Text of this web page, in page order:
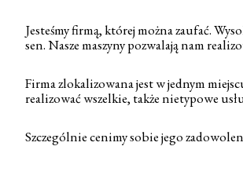
Jesteśmy firmą, której można zaufać.
sen. Nasze maszyny pozwalają nam
Firma zlokalizowana jest w jednym
realizować wszelkie, także nietypowe
Szczególnie cenimy sobie jego